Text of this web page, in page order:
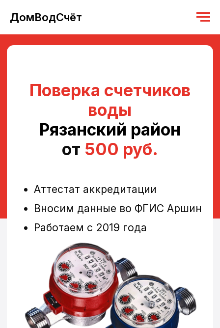
ДомВодСчёт
Оставить заявку
Рязанский район
500 руб.
Вносим данные во ФГИС Аршин
Аттестат аккредитации
Спецпредложение до 30
Поверка счётчика воды 500